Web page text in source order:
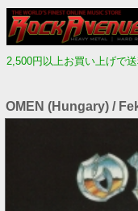
2,500円以上お買い上げで送
OMEN (Hungary) /